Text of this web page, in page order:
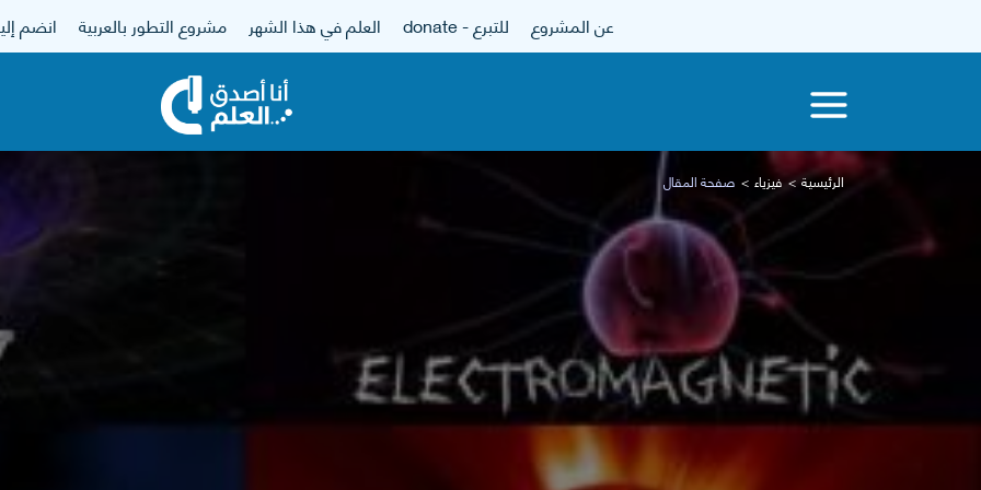
عن المشروع للتبرع - donate العلم في هذا الشهر مشروع التطور بالعربية انضم
الرئيسية فيزياء صفحة المقال